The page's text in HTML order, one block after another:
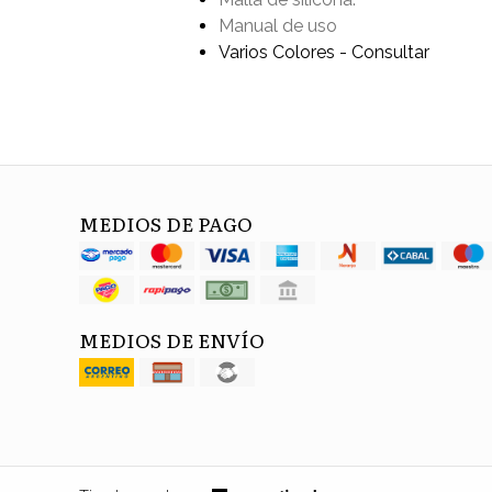
Manual de uso
Varios Colores - Consultar
MEDIOS DE PAGO
MEDIOS DE ENVÍO